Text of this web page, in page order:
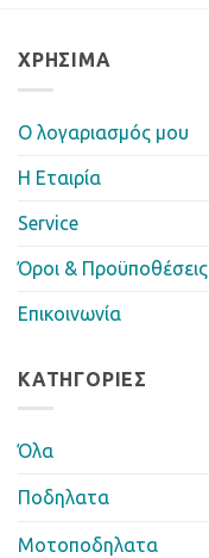
ΧΡΉΣΙΜΑ
Ο λογαριασμός μου
Η Eταιρία
Service
Όροι & Προϋποθέσεις
Επικοινωνία
ΚΑΤΗΓΟΡΊΕΣ
Όλα
Ποδηλατα
Μοτοποδηλατα